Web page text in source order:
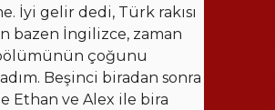
İyi gelir dedi, Türk rakısı
bazen İngilizce, zaman
çoğunu
Beşinci biradan sonra
Ethan ve Alex ile bira